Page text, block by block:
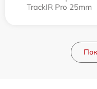
TrackIR Pro 25mm